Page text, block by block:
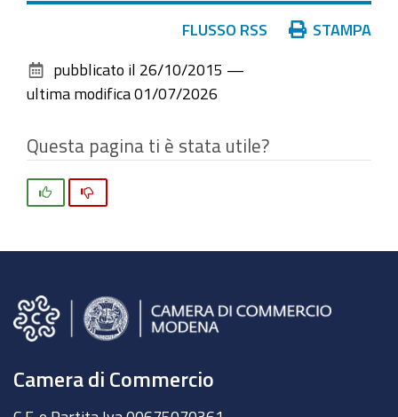
documento
FLUSSO RSS STAMPA
pubblicato il 26/10/2015 —
ultima modifica 01/07/2026
Questa pagina ti è stata utile?
Camera di Commercio